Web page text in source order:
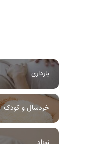
بارداری
خردسال و کودک